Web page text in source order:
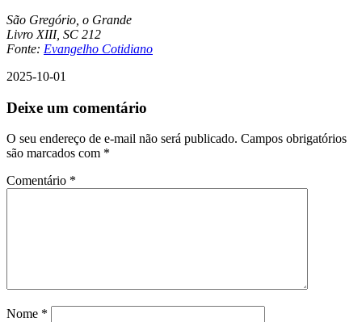
São Gregório, o Grande
Livro XIII, SC 212
Fonte: Evangelho Cotidiano
2025-10-01
Deixe um comentário
O seu endereço de e-mail não será publicado. Campos obrigatórios
são marcados com *
Comentário *
Nome *